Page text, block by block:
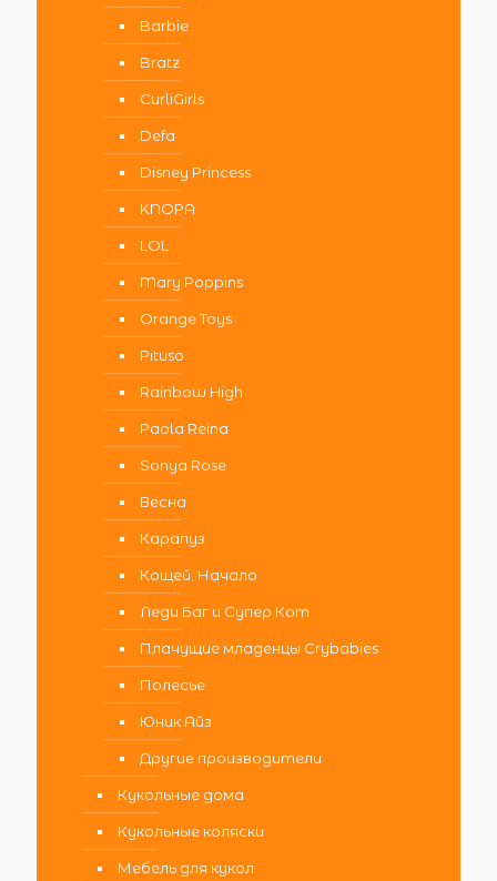
Barbie
Bratz
CurliGirls
Defa
Disney Princess
KNOPA
LOL
Mary Poppins
Orange Toys
Pituso
Rainbow High
Paola Reina
Sonya Rose
Весна
Карапуз
Кощей. Начало
Леди Баг и Супер Кот
Плачущие младенцы Crybabies
Полесье
Юник Айз
Другие производители
Кукольные дома
Кукольные коляски
Мебель для кукол